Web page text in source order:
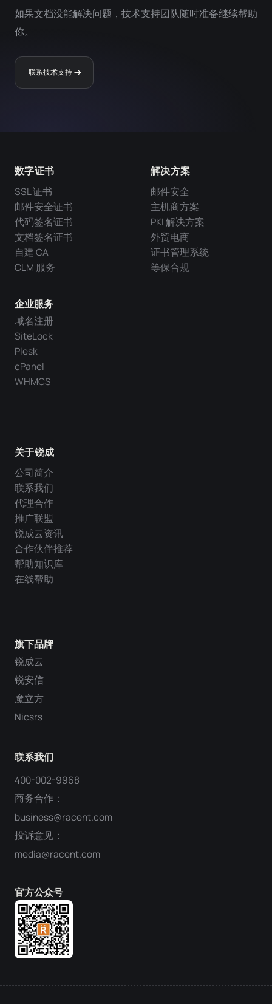
如果文档没能解决问题，技术支持团队随时准备继续帮助
你。
联系技术支持
旗下品牌
锐成云
锐安信
魔立方
Nicsrs
联系我们
400-002-9968
商务合作：
business@racent.com
投诉意见：
media@racent.com
官方公众号
数字证书
SSL 证书
邮件安全证书
代码签名证书
文档签名证书
自建 CA
CLM 服务
企业服务
域名注册
SiteLock
Plesk
cPanel
WHMCS
解决方案
邮件安全
主机商方案
PKI 解决方案
外贸电商
证书管理系统
等保合规
关于锐成
公司简介
联系我们
代理合作
推广联盟
锐成云资讯
合作伙伴推荐
帮助知识库
在线帮助